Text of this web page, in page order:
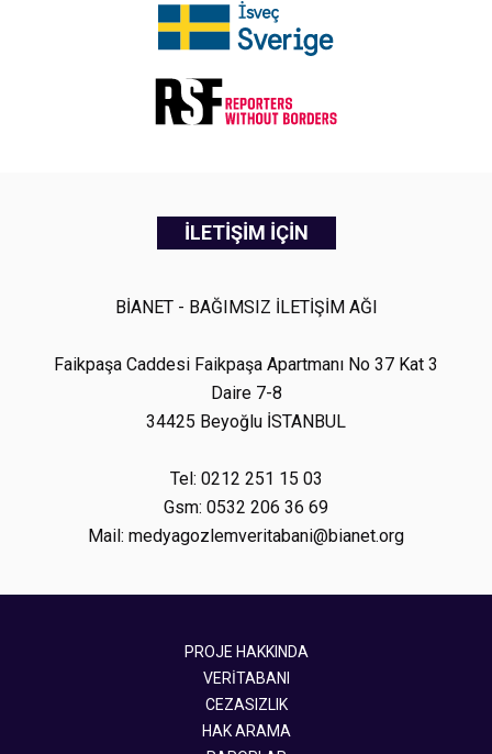
İLETİŞİM İÇİN
BİANET - BAĞIMSIZ İLETİŞİM AĞI
Faikpaşa Caddesi Faikpaşa Apartmanı No 37 Kat 3
Daire 7-8
34425 Beyoğlu İSTANBUL
Tel: 0212 251 15 03
Gsm: 0532 206 36 69
Mail: medyagozlemveritabani@bianet.org
PROJE HAKKINDA
VERİTABANI
CEZASIZLIK
HAK ARAMA